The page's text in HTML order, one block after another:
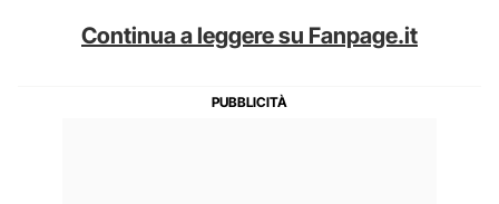
Continua a leggere su Fanpage.it